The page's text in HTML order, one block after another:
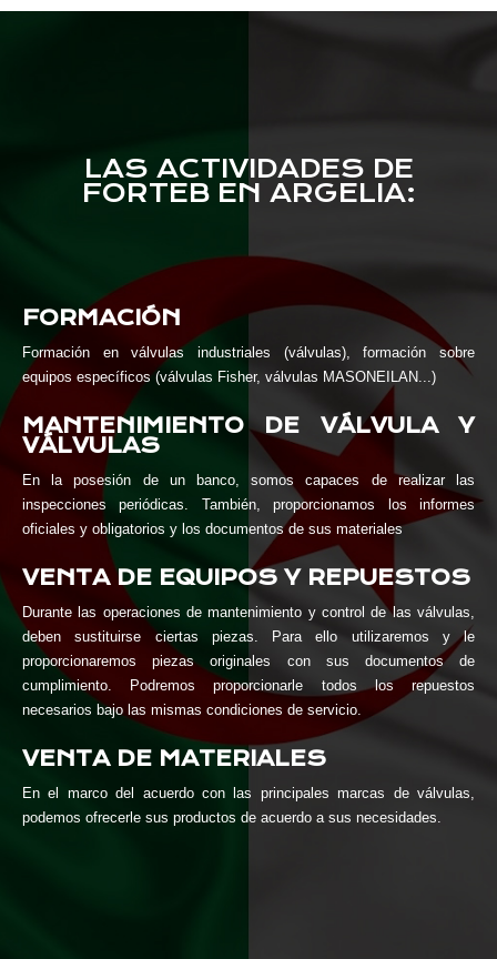
LAS ACTIVIDADES DE
FORTEB EN ARGELIA:
FORMACIÓN
Formación en válvulas industriales (válvulas), formación sobre
equipos específicos (válvulas Fisher, válvulas MASONEILAN...)
MANTENIMIENTO DE VÁLVULA Y
VÁLVULAS
En la posesión de un banco, somos capaces de realizar las
inspecciones periódicas. También, proporcionamos los informes
oficiales y obligatorios y los documentos de sus materiales
VENTA DE EQUIPOS Y REPUESTOS
Durante las operaciones de mantenimiento y control de las válvulas,
deben sustituirse ciertas piezas. Para ello utilizaremos y le
proporcionaremos piezas originales con sus documentos de
cumplimiento. Podremos proporcionarle todos los repuestos
necesarios bajo las mismas condiciones de servicio.
VENTA DE MATERIALES
En el marco del acuerdo con las principales marcas de válvulas,
podemos ofrecerle sus productos de acuerdo a sus necesidades.